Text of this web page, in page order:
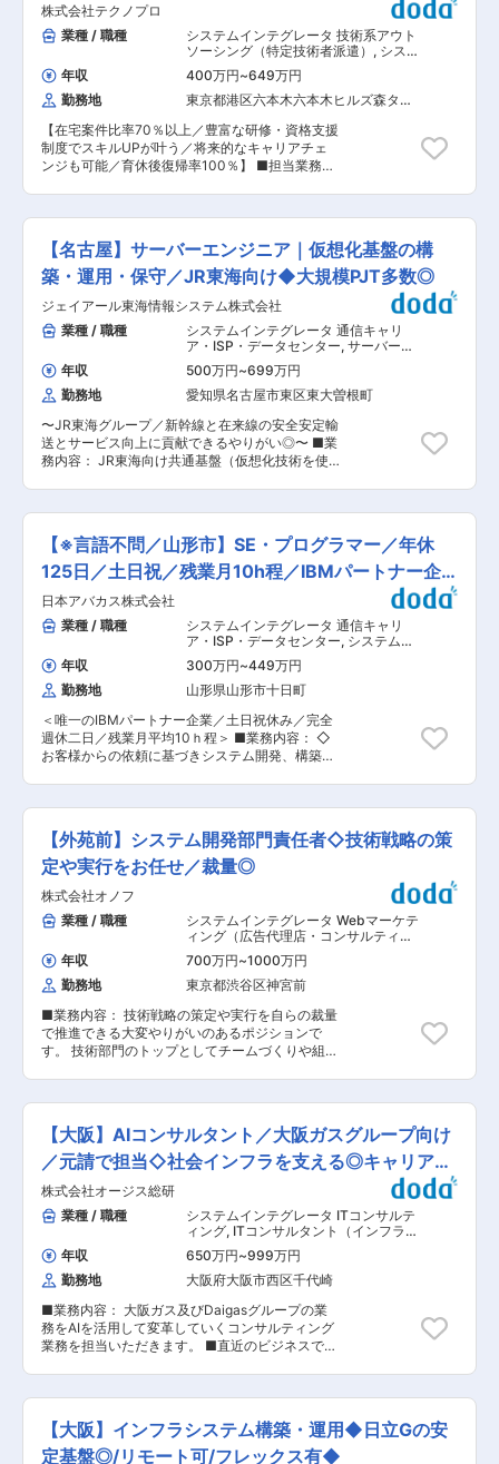
ムBIジャパンとして、近年の中堅・中小企業に向
けたセキュリティ案件増加に伴い、2025年より
セキュリティを含むインフラ領域の強化を進めて
おります。 ・インフラ、セキュリティ領域を中心
にキャリアを積んでいただく事が可能です。 ・当
社全体のセキュリティ・インフラ領域推進におけ
る注力ソリューションの選定や推進企画等、将来
的なキャリアアップも可能です。 ■総合職と地域
限定職について： 当ポジションは地域限定職とな
能性がございます。（ご希望がない限り、都道府
県を跨ぐ転勤は基本的にございません）ご入社後
転勤有）へキャリアチェンジも可能です。 変更の
範囲：会社の定める業務
アポイントを設定します。 ＜具体的には…＞ 「物
件の内覧希望」「○○駅周辺でアパートを探した
い」「注文住宅のカタログを送って」などといっ
たお問い合わせをいただきます。 ヒアリングした
情報や来店予約日時などをシステムに登録して、
その後は顧客の不動産会社にバトンタッチしま
す。 ※チームで目標達成を目指す文化のため、個
人ノルマはありません 他にも、 ・トークスクリ
プトや運用フローの改善提案 ・業務効率化やシス
テムの改善提案、業務フローの設計 ・クライアン
ト勉強会 など、コール業務以外も経験ができま
教育担当がフォローに入り、不動産業界の知識や
お電話のトークスクリプトのインプット、ロープ
レ実施など行います。 ・その後は３〜４か月後の
独り立ちに向けてOJTが始まります。一人に一人
の教育担当がつくので、都度FBをもらい、成長し
やすい環境が整っています。 ★社員の8割が業界
未経験です！接客販売のみのご経験の方も多く在
籍しております。 ■評価制度： 半年に一度評価
のタイミングがあり、業績と仕事に対する姿勢で
評価されます。 過去には1年でリーダーになった
方もおりますので、ご自身の裁量次第でしっかり
評価される環境です。 また、カスタマーサクセス
から別部署（法人担当やセールス系職種など）へ
21：00の間での交代制シフト勤務となります。
・早番：9:00-14:30 ・遅番：13:00-21:00 ・通
ト有） ※月平均総労働時間：160時間、公休9~11
日(内4日は希望休) 変更の範囲：会社の定める業
務
#13
株式会社テクノプロ
業種 / 職種
システムインテグレータ 技術系アウト
ソーシング（特定技術者派遣） , システ
ムエンジニア（Web・オープン系・パ
ッケージ開発） Webサービス系エンジ
ニア（フロントエンド・サーバーサイ
年収 400万円~649万円
勤務地
東京都港区六本木六本木ヒルズ森タワ
【在宅案件比率70％以上／豊富な研修・資格支援
制度でスキルUPが叶う／将来的なキャリアチェ
ンジも可能／育休後復帰率100％】 ■担当業務：
の特色： ・社員定着率90%以上 ・中途社員入社
比率85%以上 ・月平均残業時間も少なくワークラ
イフバランス充実 ・資格取得報奨金あり ■プロ
ジェクトのアサイン方法： 1）営業より案件提案
2）スキルシート作成（職務経歴書に似たものを
担当営業と一緒に作成していただきます。） 3）
打ち合わせ（候補者様、担当営業、企業で業務内
容確認、質疑応答を行います） 4）ご意向確認
5）配属 業務内容・勤務地・残業時間・出社頻度
の詳細情報をお伝えして、双方合意のもと、プロ
ジェクト確定となりますので、一方的にプロジェ
クトを依頼することはございません。 ■研修制度
200種類以上の豊富なプログラム内容を揃えてい
ます。 【テクノプロ・ラーニング】※社内承認を
得た講座は全額会社負担！ 全国4カ所に社員専用
研修施設を保有 【Winラーニング】 情報系研修
学系研修 【Winスクール】 全国主要都市48カ所
に教室を展開しているグループ会社の運営する講
習を受講できます。 コース：機械CAD／IT／
WEB／MS Office／資格対策 【スキルアップの
ための支援体制】 ・キャリアデザインアドバイザ
ー エンジニアとしてのキャリアデザインや業務に
関するご相談に応えます。 ・相談窓口 メンタル
ヘルスおよびハラスメントに対応する専門窓口を
設置しております。 ■企業説明： ・大企業なら
ではの案件数：日系大手メーカーやSler、通信
系、官公庁、金融証券等、大手企業を中心に800
を超す取引先を有しております。 案件数が多く、
上流工程中心に下流の案件まで多くの案件を保有
たアサインが可能であり、やりたい仕事や成長で
きる案件にアサインできる可能性が高いです。
【名古屋】サーバーエンジニア｜仮想化基盤の構
築・運用・保守／JR東海向け◆大規模PJT多数◎
ジェイアール東海情報システム株式会社
業種 / 職種
システムインテグレータ 通信キャリ
ア・ISP・データセンター, サーバーエ
ンジニア（設計構築） 運用・監視・保
守
年収 500万円~699万円
勤務地
愛知県名古屋市東区東大曽根町
〜JR東海グループ／新幹線と在来線の安全安定輸
送とサービス向上に貢献できるやりがい◎〜 ■業
務内容： JR東海向け共通基盤（仮想化技術を使
期システム化計画に基づき共通基盤の機能維持
（新規構築、設備増強・更新等）に関わる業務全
般を主体的に実施します。 ◇設定情報のチェック
や作業結果のレビュー等が当社の役割です。 ※構
築作業については案件により設計〜テストまでの
一部（または全部）を外部へ委託 ◇お客様の利用
部門からの利用申請に基づく仮想化環境の提供作
業は当社が行い、利用部門の担当者に対して技術
的な支援を行います。 ◇2〜4名程度のチームで
業務を遂行し、お客様の様々な部門の中小規模シ
ステムに直接または間接的に携われます。 ◇中小
規模システムを収容する基盤となるため、相応規
模のシステム構築・運用に携われます。 ■採用の
背景： サーバーの構築、運用のプロジェクトが従
来から多くあった為、より内製化できるようにす
るための増員です。 ■組織構成： ・社員：49名
名 50代：3名 60代：2名 ■当社ミッション：
当社の使命は「JR東海グループの進化、変革を
ICTで下支えすること」です。また、JR東海グル
ープにおける唯一の情報技術者集団であり、JR東
海及びグループ各社の情報システムの計画、構
築、運用の全てに取り組んでいます。 ■当社の魅
力： ◇発足以来、東海道、山陽新幹線の運転管理
システム及び東海地区在来線の運行管理システ
ム、施設、電気、車両、運輸営業等、JR東海の業
務に係るシステム、エクスプレス予約、スマート
EX等、JR東海の営業に係るシステムを担い、品
質向上に努め、新幹線と在来線の安全安定輸送と
サービス向上に貢献してきました。 現在、JR東
加えて、デジタル技術を用いた業務改革推進が行
えるよう積極的に新技術にも取り組んでいます。
【※言語不問／山形市】SE・プログラマー／年休
125日／土日祝／残業月10h程／IBMパートナー企
業
日本アバカス株式会社
業種 / 職種
システムインテグレータ 通信キャリ
ア・ISP・データセンター, システムエ
ンジニア（Web・オープン系・パッケ
ージ開発） サーバーエンジニア（設計
構築）
年収 300万円~449万円
勤務地
山形県山形市十日町
＜唯一のIBMパートナー企業／土日祝休み／完全
週休二日／残業月平均10ｈ程＞ ■業務内容： ◇
お客様からの依頼に基づきシステム開発、構築を
サーバーの導入・設置・運用支援 ◇営業部門と協
力・連携しお客様への提案活動を行います。 ■詳
細について ・自社勤務・常駐勤務は両方あり、割
合はおおよそ7：3です。 ・プロジェクト規模に
よりますが基本的には2名以上のチームで行って
います。 ・PJT期間：２〜3か月ほどが多いで
す。 ■教育体制： ・先進技術の研究・学習をす
ることが出来ます。 ・オンラインでいつでもITス
キルを高める研修を受講できる環境です。 ※新し
いこと、面白いことにチャレンジしてみません
か。 ■就業環境： ・有給休暇や育児休暇の休暇
取得に加え、介護休暇や看護休暇等の各種休暇制
度を設けており、長期的に働きやすい環境づくり
をしています。 ・夜勤や緊急の呼び出し等は基本
ございません。 夜間も稼働しているサービスをご
利用のお客様のトラブル時などは発生可能性がご
はご安心ください。 ■当社について： 当社は第
一貨物株式会社、太平興業株式会社を中核とした
DTホールディングスのグループ企業で、1984年
に第一貨物の子会社として創業しました。山形県
では、唯一のIBMパートナー企業であり、ITの知
識と技術・熱い心をもった専門集団として、ハー
ドウェア販売、ソフトウェアの開発を行い、企業
のITに関するお困りごとを、システム開発など幅
広いソリューションで解決し、お客様から信頼さ
れる真のパートナーであり続けます。 ■業界動向
当社では電子契約サービスや音声業務ソリューシ
ョン・クラウドサービスなど幅広くITサービスを
顧客の課題に合わせて提案しております。どのサ
業などからのニーズが増えておりサービスは拡大
傾向です。 変更の範囲：会社の定める業務
【外苑前】システム開発部門責任者◇技術戦略の策
定や実行をお任せ／裁量◎
株式会社オノフ
業種 / 職種
システムインテグレータ Webマーケテ
ィング（広告代理店・コンサルティン
グ・制作） プロジェクトマネジャー
（Web・オープン系・パッケージ開
発） Webサービス・プロジェクトマネ
年収 700万円~1000万円
勤務地
東京都渋谷区神宮前
■業務内容： 技術戦略の策定や実行を自らの裁量
で推進できる大変やりがいのあるポジションで
す。 技術部門のトップとしてチームづくりや組織
に直接反映される醍醐味があります。 ご自身のア
イデアで新しい技術やインフラ環境を積極的に採
用し組織の技術力向上に取り組める自由度の高い
環境も魅力の一つです。 経営層や他部門との密な
連携を通じて、事業の根幹に関わりながら、技術
者としてのスキルと経営者としての視野を同時に
磨ける絶好の機会です。 ■当社について： オノ
フは2000年10月にWeb制作会社として設立され
て以来、「データ×クリエイティブ」の力で企業
と生活者をつなぐマーケティングを手がける会社
です。 マーケティングリサーチから企画・制作・
運用、デジタルシステム構築まで、一気通貫で支
援しています。 変更の範囲：会社の定める業務
【大阪】AIコンサルタント／大阪ガスグループ向け
／元請で担当◇社会インフラを支える◎キャリア形
成◎
株式会社オージス総研
業種 / 職種
システムインテグレータ ITコンサルテ
ィング, ITコンサルタント（インフラ）
データサイエンティスト・アナリスト
年収 650万円~999万円
勤務地
大阪府大阪市西区千代崎
■業務内容： 大阪ガス及びDaigasグループの業
務をAIを活用して変革していくコンサルティング
業務を担当いただきます。 ■直近のビジネスでの
ます。 ・作成したあるべき姿を実現するためのシ
ステム導入・システム開発のプロジェクトをマネ
ジメントしていただきます。 ■将来的な役割：
顧客の新規ビジネス検討に参画し、AI等のテクノ
【大阪】インフラシステム構築・運用◆日立Gの安
定基盤◎/リモート可/フレックス有◆